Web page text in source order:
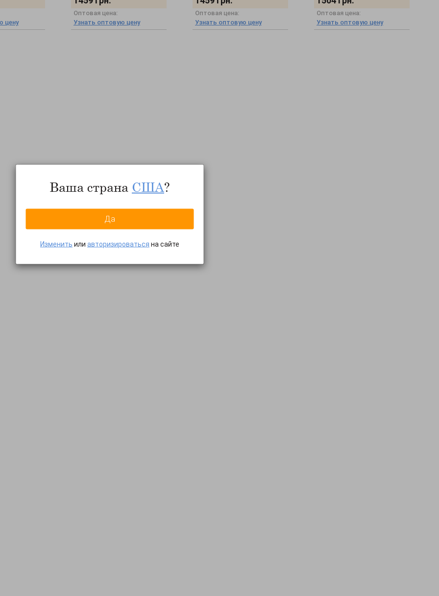
цену
Оптовая цена:
Узнать оптовую цену
Оптовая цена:
Узнать оптовую цену
Оптовая цена:
Узнать оптовую цену
Ваша страна США?
Да
Изменить или авторизироваться на сайте